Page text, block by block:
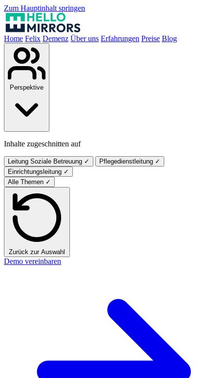
Zum Hauptinhalt springen
Home Felix Demenz Über uns Erfahrungen Preise Blog
Perspektive
Inhalte zugeschnitten auf
Leitung Soziale Betreuung ✓ Pflegedienstleitung ✓
Einrichtungsleitung ✓
Alle Themen ✓
Zurück zur Auswahl
Demo vereinbaren